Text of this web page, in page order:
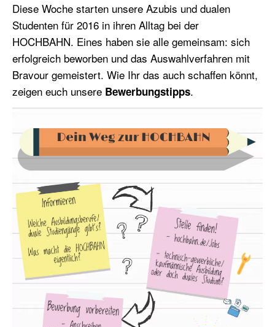
Diese Woche starten unsere Azubis und dualen
Studenten für 2016 in ihren Alltag bei der
HOCHBAHN. Eines haben sie alle gemeinsam: sich
erfolgreich beworben und das Auswahlverfahren mit
Bravour gemeistert. Wie Ihr das auch schaffen könnt,
zeigen euch unsere Bewerbungstipps.